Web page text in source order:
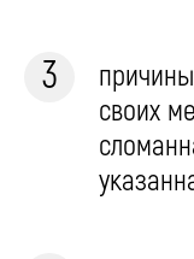
своих